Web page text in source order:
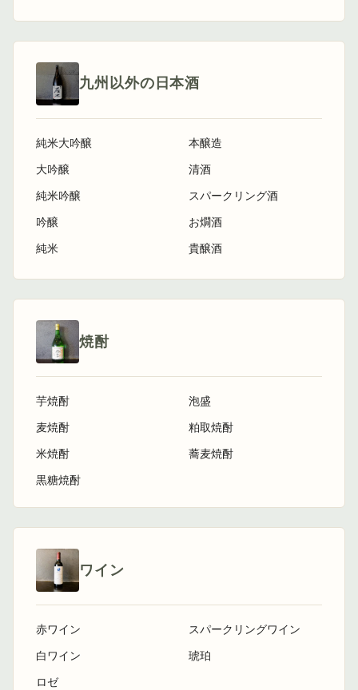
九州以外の日本酒
純米大吟醸
大吟醸
純米吟醸
吟醸
純米
本醸造
清酒
スパークリング酒
お燗酒
貴醸酒
焼酎
芋焼酎
麦焼酎
米焼酎
黒糖焼酎
泡盛
粕取焼酎
蕎麦焼酎
ワイン
赤ワイン
白ワイン
ロゼ
スパークリングワイン
琥珀